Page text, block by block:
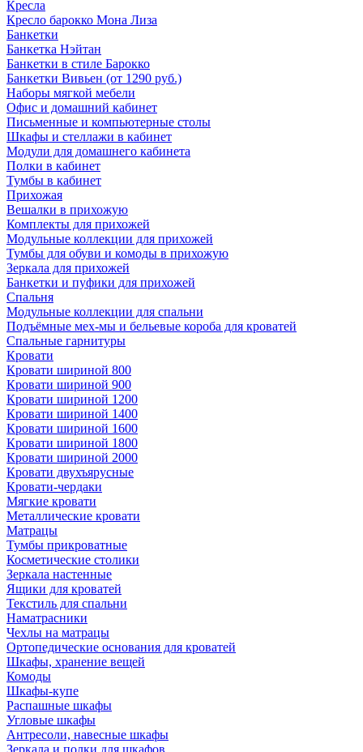
Кресла
Кресло барокко Мона Лиза
Банкетки
Банкетка Нэйтан
Банкетки в стиле Барокко
Банкетки Вивьен (от 1290 руб.)
Наборы мягкой мебели
Офис и домашний кабинет
Письменные и компьютерные столы
Шкафы и стеллажи в кабинет
Модули для домашнего кабинета
Полки в кабинет
Тумбы в кабинет
Прихожая
Вешалки в прихожую
Комплекты для прихожей
Модульные коллекции для прихожей
Тумбы для обуви и комоды в прихожую
Зеркала для прихожей
Банкетки и пуфики для прихожей
Спальня
Модульные коллекции для спальни
Подъёмные мех-мы и бельевые короба для кроватей
Спальные гарнитуры
Кровати
Кровати шириной 800
Кровати шириной 900
Кровати шириной 1200
Кровати шириной 1400
Кровати шириной 1600
Кровати шириной 1800
Кровати шириной 2000
Кровати двухъярусные
Кровати-чердаки
Мягкие кровати
Металлические кровати
Матрацы
Тумбы прикроватные
Косметические столики
Зеркала настенные
Ящики для кроватей
Текстиль для спальни
Наматрасники
Чехлы на матрацы
Ортопедические основания для кроватей
Шкафы, хранение вещей
Комоды
Шкафы-купе
Распашные шкафы
Угловые шкафы
Антресоли, навесные шкафы
Зеркала и полки для шкафов